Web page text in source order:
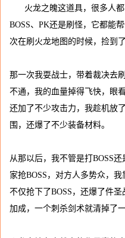
火龙之魄这道具，很多人
BOSS、PK还是刷怪，它都能
次在刷火龙地图的时候，捡到
那一次我耍战士，带着裁决去
不通，我的血量掉得飞快，眼
还加了不少攻击力，我趁机放
围，还爆了不少装备材料。
从那以后，我不管是打BOSS
家抢BOSS，对方人多势众，
不仅抢下了BOSS，还爆了件
加成，一个刺杀剑术就清掉了